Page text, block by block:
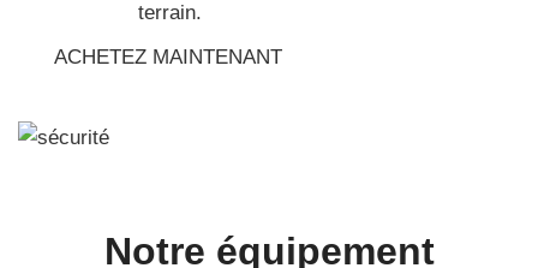
terrain.
ACHETEZ MAINTENANT
Notre équipement